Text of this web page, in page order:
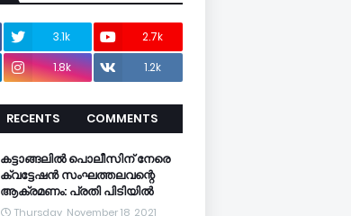
3.1k
2.7k
1.8k 1.2k
RECENTS
COMMENTS
കട്ടാങ്ങലിൽ പൊലീസിന് നേരെ
ക്വട്ടേഷൻ സംഘത്തലവന്റെ
ആക്രമണം: പ്രതി പിടിയിൽ
Thursday, November 18, 2021